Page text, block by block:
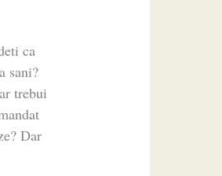
ca
sani?
trebui
Dar